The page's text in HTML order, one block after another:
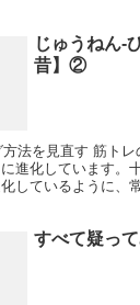
じゅうねん-
昔】②
法を見直す 筋ト
進化しています。
しているように、
すべて疑って